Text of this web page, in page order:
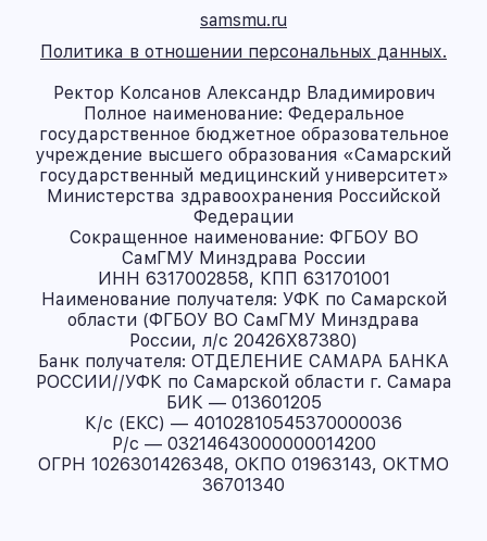
samsmu.ru
Политика в отношении персональных данных.
Ректор Колсанов Александр Владимирович
Полное наименование: Федеральное
государственное бюджетное образовательное
учреждение высшего образования «Самарский
государственный медицинский университет»
Министерства здравоохранения Российской
Федерации
Сокращенное наименование: ФГБОУ ВО
СамГМУ Минздрава России
ИНН 6317002858, КПП 631701001
Наименование получателя: УФК по Самарской
области (ФГБОУ ВО СамГМУ Минздрава
России, л/с 20426X87380)
Банк получателя: ОТДЕЛЕНИЕ САМАРА БАНКА
РОССИИ//УФК по Самарской области г. Самара
БИК — 013601205
К/с (ЕКС) — 40102810545370000036
Р/с — 03214643000000014200
ОГРН 1026301426348, ОКПО 01963143, ОКТМО
36701340